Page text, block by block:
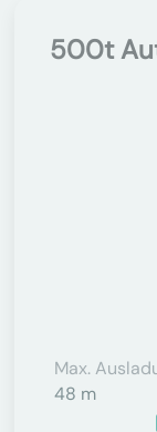
500t
Max.
48 m